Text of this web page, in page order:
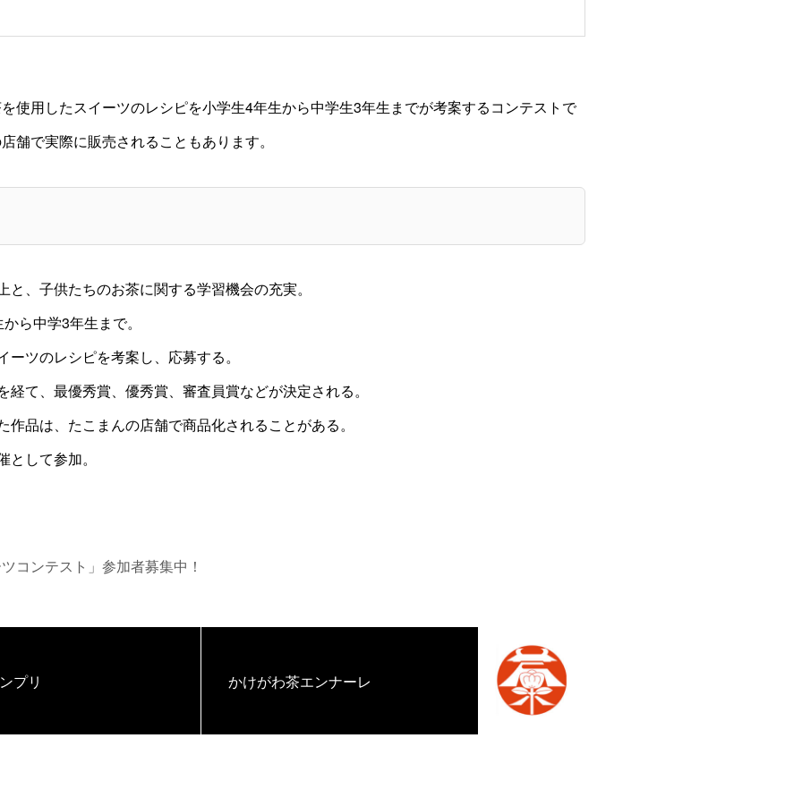
使用したスイーツのレシピを小学生4年生から中学生3年生までが考案するコンテストで
舗で実際に販売されることもあります。
と、子供たちのお茶に関する学習機会の充実。
ら中学3年生まで。
ーツのレシピを考案し、応募する。
経て、最優秀賞、優秀賞、審査員賞などが決定される。
作品は、たこまんの店舗で商品化されることがある。
して参加。
コンテスト」参加者募集中！
プリ かけがわ茶エンナーレ